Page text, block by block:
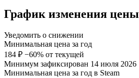
График изменения цены
Уведомить о снижении
Минимальная цена за год
184 ₽ −60% от текущей
Минимум зафиксирован 14 июля 2026
Минимальная цена за год в Steam